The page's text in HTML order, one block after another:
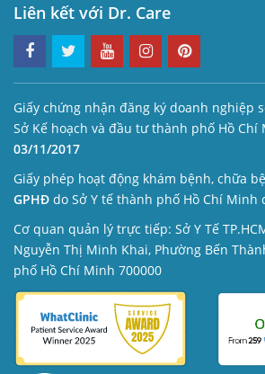
Liên kết với Dr. Care
Giấy chứng nhận đăng ký doanh nghiệp
Sở Kế hoạch và đầu tư thành phố Hồ Chí
03/11/2017
Giấy phép hoạt động khám bệnh, chữa
GPHĐ do Sở Y tế thành phố Hồ Chí Minh
Cơ quan quản lý trực tiếp: Sở Y Tế
Nguyễn Thị Minh Khai, Phường Bến
phố Hồ Chí Minh 700000